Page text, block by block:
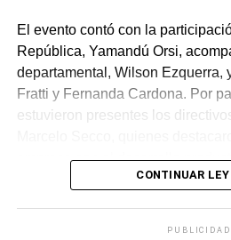
compartiendo las principales
representantes de Canadá,
Tanto Santiago como Gabriel
triunfo trasciende lo individual.
aportó conocimientos, una idea,
El evento contó con la
República, Yamandú Orsi,
departamental, Wilson Ezquerra,
Fratti y Fernanda Cardona. Por
estuvieron presentes los
empresa con el desarrollo
CONTINUAR
PUBLICIDAD